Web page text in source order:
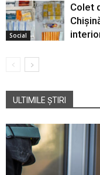
Social
Colet
ULTIMILE ȘTIRI